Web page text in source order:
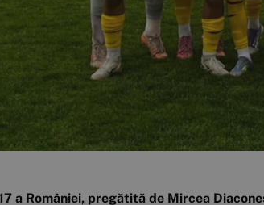
a României, pregătită de Mircea